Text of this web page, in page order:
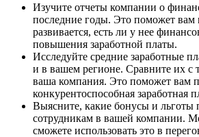
Изучите отчеты компании о
последние годы. Это поможет вам
развивается, есть ли у нее
повышения заработной платы.
Исследуйте средние заработные
и в вашем регионе. Сравните их с
ваша компания. Это поможет вам
конкурентоспособная заработная
Выясните, какие бонусы и льготы
сотрудникам в вашей компании.
сможете использовать это в